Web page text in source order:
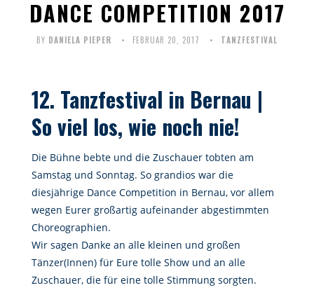
DANCE COMPETITION 2017
BY DANIELA PIEPER FEBRUAR 20, 2017 TANZFESTIVAL
12. Tanzfestival in Bernau |
So viel los, wie noch nie!
Die Bühne bebte und die Zuschauer tobten am
Samstag und Sonntag. So grandios war die
diesjährige Dance Competition in Bernau, vor allem
wegen Eurer großartig aufeinander abgestimmten
Choreographien.
Wir sagen Danke an alle kleinen und großen
Tänzer(Innen) für Eure tolle Show und an alle
Zuschauer, die für eine tolle Stimmung sorgten.